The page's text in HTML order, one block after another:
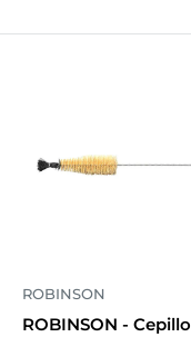
ROBINSON
ROBINSON - Cepillo